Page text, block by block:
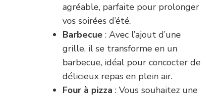
agréable, parfaite pour prolonger
vos soirées d’été.
Barbecue : Avec l’ajout d’une
grille, il se transforme en un
barbecue, idéal pour concocter de
délicieux repas en plein air.
Four à pizza : Vous souhaitez une